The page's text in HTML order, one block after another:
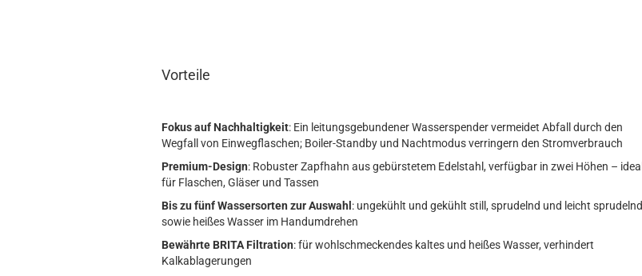
Vorteile
Fokus auf Nachhaltigkeit: Ein leitungsgebundener Wasserspender vermeidet Abfall durch den
Wegfall von Einwegflaschen; Boiler-Standby und Nachtmodus verringern den Stromverbrauch
Premium-Design: Robuster Zapfhahn aus gebürstetem Edelstahl, verfügbar in zwei Höhen – ideal
für Flaschen, Gläser und Tassen
Bis zu fünf Wassersorten zur Auswahl : ungekühlt und gekühlt still, sprudelnd und leicht sprudelnd
sowie heißes Wasser im Handumdrehen
Bewährte BRITA Filtration:für wohlschmeckendes kaltes und heißes Wasser, verhindert
Kalkablagerungen